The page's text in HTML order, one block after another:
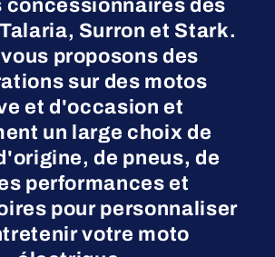
concessionnaires des
Surron et Stark.
proposons des
sur des motos
et d'occasion et
un large choix de
de pneus, de
performances et
pour personnaliser
votre moto